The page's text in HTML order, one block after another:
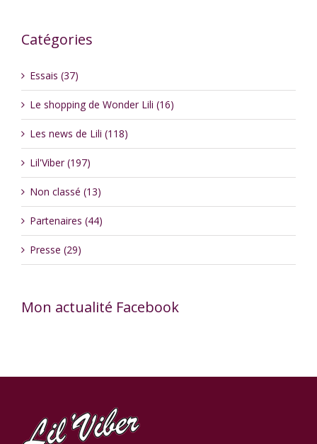
Catégories
Essais (37)
Le shopping de Wonder Lili (16)
Les news de Lili (118)
Lil'Viber (197)
Non classé (13)
Partenaires (44)
Presse (29)
Mon actualité Facebook